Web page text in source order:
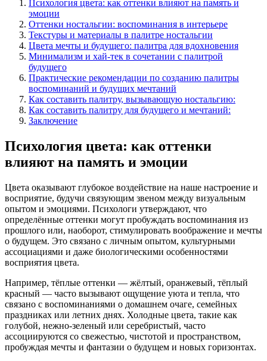
Психология цвета: как оттенки влияют на память и
эмоции
Оттенки ностальгии: воспоминания в интерьере
Текстуры и материалы в палитре ностальгии
Цвета мечты и будущего: палитра для вдохновения
Минимализм и хай-тек в сочетании с палитрой
будущего
Практические рекомендации по созданию палитры
воспоминаний и будущих мечтаний
Как составить палитру, вызывающую ностальгию:
Как составить палитру для будущего и мечтаний:
Заключение
Психология цвета: как оттенки
влияют на память и эмоции
Цвета оказывают глубокое воздействие на наше настроение и
восприятие, будучи связующим звеном между визуальным
опытом и эмоциями. Психологи утверждают, что
определённые оттенки могут пробуждать воспоминания из
прошлого или, наоборот, стимулировать воображение и мечты
о будущем. Это связано с личным опытом, культурными
ассоциациями и даже биологическими особенностями
восприятия цвета.
Например, тёплые оттенки — жёлтый, оранжевый, тёплый
красный — часто вызывают ощущение уюта и тепла, что
связано с воспоминаниями о домашнем очаге, семейных
праздниках или летних днях. Холодные цвета, такие как
голубой, нежно-зеленый или серебристый, часто
ассоциируются со свежестью, чистотой и пространством,
пробуждая мечты и фантазии о будущем и новых горизонтах.